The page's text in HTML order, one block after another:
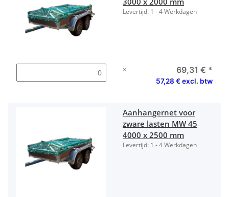
Levertijd: 1 - 4 Werkdagen
× 69,31 € *
57,28 € excl. btw
Aanhangernet voor
zware lasten MW 45
4000 x 2500 mm
Levertijd: 1 - 4 Werkdagen